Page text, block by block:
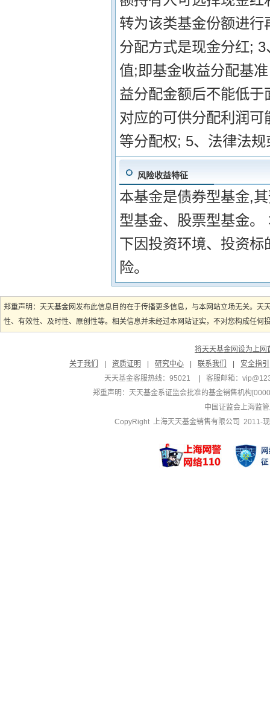
转为该类基金份额进
分配方式是现金分红;
值;即基金收益分配基
益分配金额后不能低
对应的可供分配利润
等分配权; 5、法律法
风险收益特征
本基金是债券型基金,
型基金、股票型基金
下因投资环境、投资
险。
郑重声明：天天基金网发布此信息目的在于传播更多信息，与本网站立场无关。
性、有效性、及时性、原创性等。相关信息并未经过本网站证实，不对您构成任
将天天基金网设为上网
关于我们
资质证明 研究中心 联系我们
安全指引
天天基金客服热线：95021
客服邮箱：
郑重声明： 天天基金系证监会批准的基金销售机构
中国证监会上海监
CopyRight 上海天天基金销售有限公司 2011-